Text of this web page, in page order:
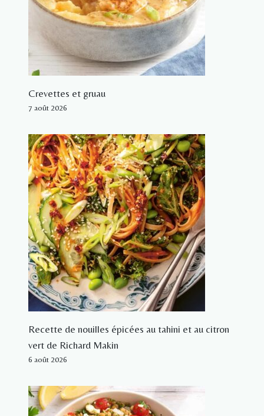
Crevettes et gruau
7 août 2026
Recette de nouilles épicées au tahini et au citron
vert de Richard Makin
6 août 2026